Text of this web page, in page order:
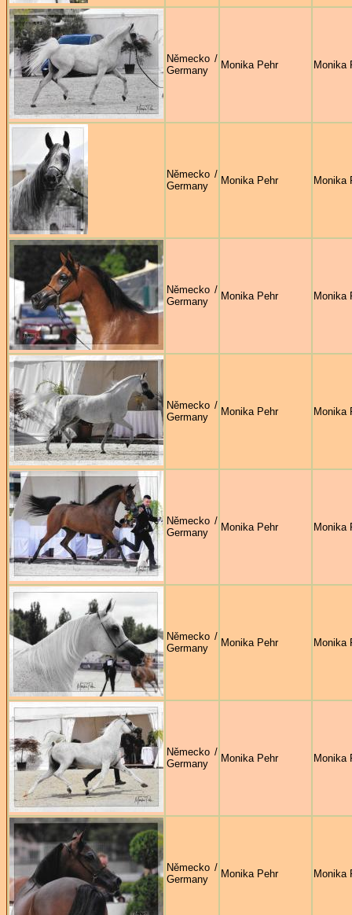
Německo /
Germany
Monika Pehr Monika
Německo /
Germany
Monika Pehr Monika
Německo /
Germany
Monika Pehr Monika
Německo /
Germany
Monika Pehr Monika
Německo /
Germany
Monika Pehr Monika
Německo /
Germany
Monika Pehr Monika
Německo /
Germany
Monika Pehr Monika
Německo /
Germany
Monika Pehr Monika